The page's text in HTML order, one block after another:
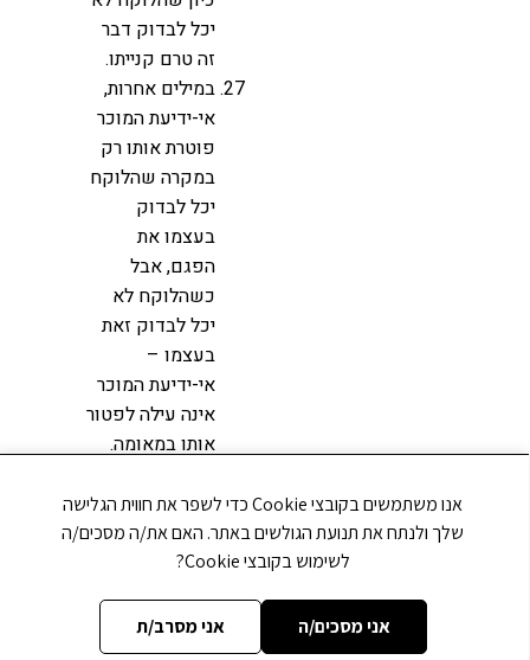
יכל לבדוק דבר
זה טרם קנייתו.
במילים אחרות,
אי-ידיעת המוכר
פוטרת אותו רק
במקרה שהלוקח
יכל לבדוק
בעצמו את
הפגם, אבל
כשהלוקח לא
יכל לבדוק זאת
בעצמו –
אי-ידיעת המוכר
אינה עילה לפטור
אותו במאומה.
'מכר' לנוסעת את
הנסיעה כולל את
השימוש בשקעי
שכל אדם
שעולה
אנו משתמשים בקובצי Cookie כדי לשפר את חווית הגלישה
שלך ולנתח את תנועת הגולשים באתר. האם את/ה מסכים/ה
לשימוש בקובצי Cookie?
אני מסכים/ה אני מסרב/ת